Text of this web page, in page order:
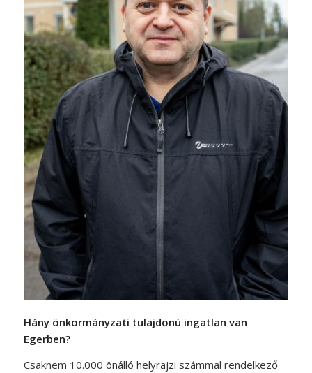
Hány önkormányzati tulajdonú ingatlan van
Egerben?
Csaknem 10.000 önálló helyrajzi számmal rendelkező